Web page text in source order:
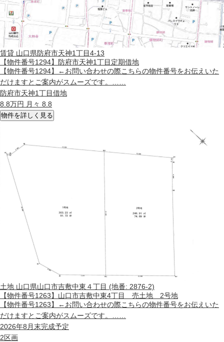
賃貸 山口県防府市天神1丁目4-13
【物件番号1294】防府市天神1丁目定期借地
【物件番号1294】←お問い合わせの際こちらの物件番号をお伝えいた
だけますとご案内がスムーズです。……
防府市天神1丁目借地
8.8万円 月々 8.8
物件を詳しく見る
土地 山口県山口市吉敷中東４丁目 (地番: 2876-2)
【物件番号1263】山口市吉敷中東4丁目 売土地 2号地
【物件番号1263】←お問い合わせの際こちらの物件番号をお伝えいた
だけますとご案内がスムーズです。……
2026年8月末完成予定
2区画